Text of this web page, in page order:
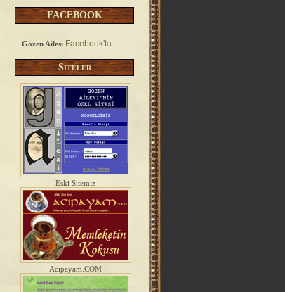
FACEBOOK
Gözen Ailesi Facebook'ta
Siteler
Eski Sitemiz
Acıpayam.COM